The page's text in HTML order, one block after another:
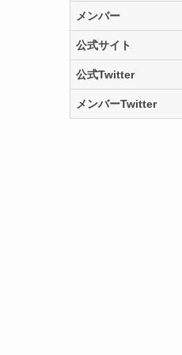
メンバー
公式サイト
公式Twitter
メンバーTwitter